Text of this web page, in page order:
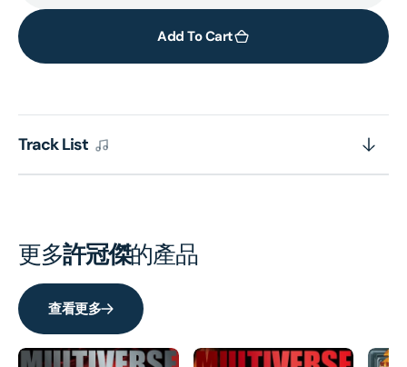
quantity
新
我
愛
(復
王)
for
新
我
愛
Add To Cart
Track List
更多許冠傑的產品
查看更多